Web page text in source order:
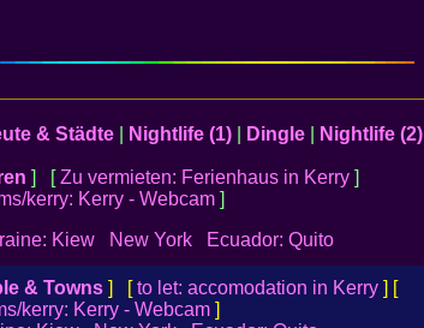
& Städte Nightlife (1) Dingle Nightlife (2)
] [Zu vermieten: Ferienhaus in Kerry ]
kerry: Kerry - Webcam]
Kiew New York Ecuador: Quito
& Towns ] [to let: accomodation in Kerry ] [
kerry: Kerry - Webcam]